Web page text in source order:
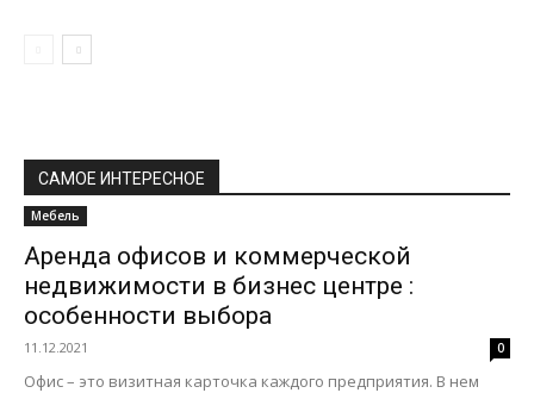
САМОЕ ИНТЕРЕСНОЕ
Мебель
Аренда офисов и коммерческой
недвижимости в бизнес центре :
особенности выбора
11.12.2021 0
Офис – это визитная карточка каждого предприятия. В нем